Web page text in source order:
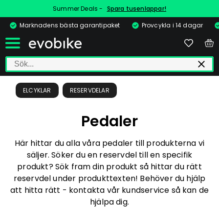
Summer Deals - Spara tusenlappar!
Marknadens bästa garantipaket
Provcykla i 14 dagar
ELCYKLAR RESERVDELAR
Pedaler
Här hittar du alla våra pedaler till produkterna vi
säljer. Söker du en reservdel till en specifik
produkt? Sök fram din produkt så hittar du rätt
reservdel under produkttexten! Behöver du hjälp
att hitta rätt - kontakta vår kundservice så kan de
hjälpa dig.